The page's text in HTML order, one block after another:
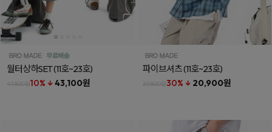
월터상하SET(11호~23호)
47,800원10% ↓ 43,100원
파이브셔츠(11호~23호)
29,800원30% ↓ 20,900원